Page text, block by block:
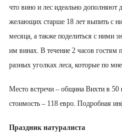
что вино и лес идеально дополняют
желающих старше 18 лет выпить с
месяца, а также поделиться с ними
им винах. В течение 2 часов гостям
разных уголках леса, которые по
Место встречи – община Вихти в 50
стоимость – 118 евро. Подробная
Праздник натуралиста